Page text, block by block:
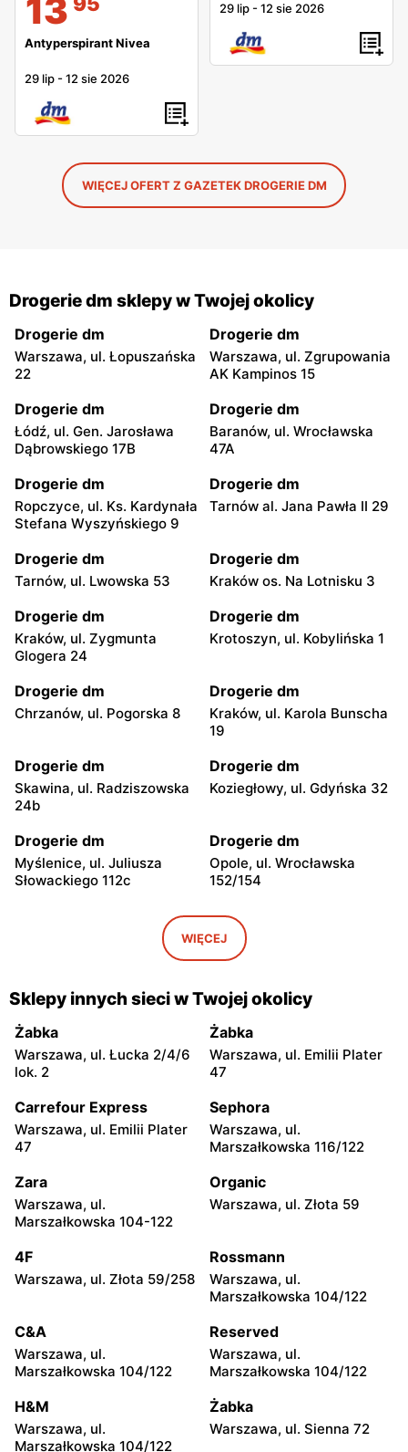
13
Antyperspirant Nivea
29 lip -12 sie 2026
29 lip -12 sie 2026
WIĘCEJ OFERT Z GAZETEK DROGERIE DM
Drogerie dm sklepy w Twojej okolicy
Drogerie dm
Warszawa, ul. Łopuszańska
22
Drogerie dm
Warszawa, ul. Zgrupowania
AK Kampinos 15
Drogerie dm
Łódź, ul. Gen. Jarosława
Dąbrowskiego 17B
Drogerie dm
Baranów, ul. Wrocławska
47A
Drogerie dm
Ropczyce, ul. Ks. Kardynała
Stefana Wyszyńskiego 9
Drogerie dm
Tarnów al. Jana Pawła II 29
Drogerie dm
Tarnów, ul. Lwowska 53
Drogerie dm
Kraków os. Na Lotnisku 3
Drogerie dm
Kraków, ul. Zygmunta
Glogera 24
Drogerie dm
Krotoszyn, ul. Kobylińska 1
Drogerie dm
Chrzanów, ul. Pogorska 8
Drogerie dm
Kraków, ul. Karola Bunscha
19
Drogerie dm
Skawina, ul. Radziszowska
24b
Drogerie dm
Koziegłowy, ul. Gdyńska 32
Drogerie dm
Myślenice, ul. Juliusza
Słowackiego 112c
Drogerie dm
Opole, ul. Wrocławska
152/154
Poznań, ul. Strzeszyńska
Drogerie dm
Gogolin, ul. Krapkowicka
160A
Drogerie dm
Jelcz-Laskowice, ul.
Oławska 116
Drogerie dm
Żory al. Jana Pawła II 41
Drogerie dm
184
Drogerie dm
19
Drogerie dm
22
Drogerie dm
Drogerie dm Drogerie dm
Krajowej 5
Drogerie dm Drogerie dm
Władysława Sikorskiego 53
Drogerie dm
Fabryczna 3a
Drogerie dm
7a
Drogerie dm Drogerie dm
WIĘCEJ
Sklepy innych sieci w Twojej okolicy
Żabka
Warszawa, ul. Łucka 2/4/6
lok. 2
Żabka
Warszawa, ul. Emilii Plater
47
Carrefour Express
Warszawa, ul. Emilii Plater
47
Sephora
Warszawa, ul.
Marszałkowska 116/122
Zara
Warszawa, ul.
Marszałkowska 104-122
Organic
Warszawa, ul. Złota 59
4F
Warszawa, ul. Złota 59/258
Rossmann
Warszawa, ul.
Marszałkowska 104/122
C&A
Warszawa, ul.
Marszałkowska 104/122
Reserved
Warszawa, ul.
Marszałkowska 104/122
H&M
Warszawa, ul.
Marszałkowska 104/122
Żabka
Warszawa, ul. Sienna 72